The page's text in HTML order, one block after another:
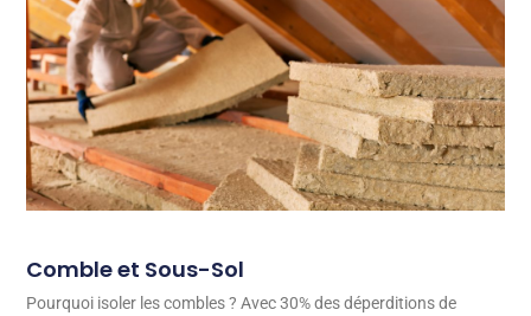
Comble et Sous-Sol
Pourquoi isoler les combles ? Avec 30% des déperditions de